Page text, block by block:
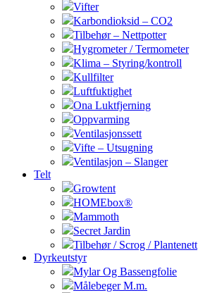
Vifter
Karbondioksid – CO2
Tilbehør – Nettpotter
Hygrometer / Termometer
Klima – Styring/kontroll
Kullfilter
Luftfuktighet
Ona Luktfjerning
Oppvarming
Ventilasjonssett
Vifte – Utsugning
Ventilasjon – Slanger
Telt
Growtent
HOMEbox®
Mammoth
Secret Jardin
Tilbehør / Scrog / Plantenett
Dyrkeutstyr
Mylar Og Bassengfolie
Målebeger M.m.